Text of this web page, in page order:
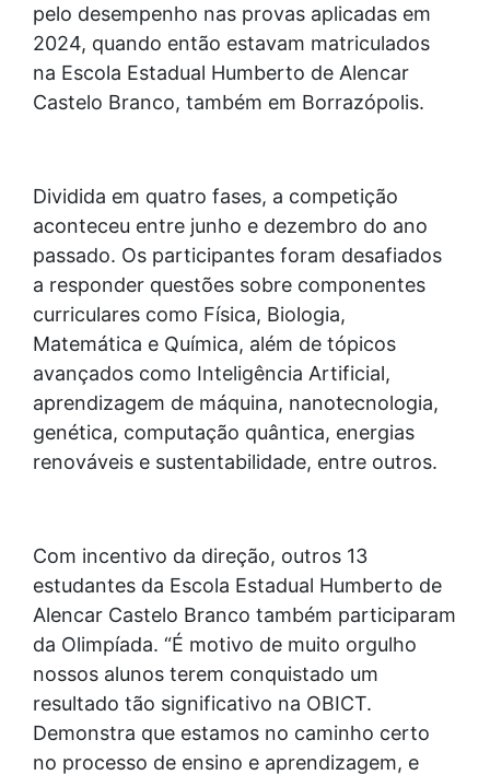
pelo desempenho nas provas aplicadas em
2024, quando então estavam matriculados
na Escola Estadual Humberto de Alencar
Castelo Branco, também em Borrazópolis.
Dividida em quatro fases, a competição
aconteceu entre junho e dezembro do ano
passado. Os participantes foram desafiados
a responder questões sobre componentes
curriculares como Física, Biologia,
Matemática e Química, além de tópicos
avançados como Inteligência Artificial,
aprendizagem de máquina, nanotecnologia,
genética, computação quântica, energias
renováveis e sustentabilidade, entre outros.
Com incentivo da direção, outros 13
estudantes da Escola Estadual Humberto de
Alencar Castelo Branco também participaram
da Olimpíada. “É motivo de muito orgulho
nossos alunos terem conquistado um
resultado tão significativo na OBICT.
Demonstra que estamos no caminho certo
no processo de ensino e aprendizagem, e